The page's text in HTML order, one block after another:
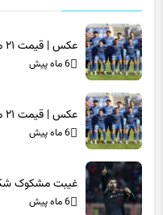
اخبار مرتبط
عکس | قیمت ۲۱ میلیون تومانی برای بلیت بازی استقلال!
عکس | قیمت ۲۱ میلیون تومانی برای بلیت بازی استقلال!
غیبت مشکوک